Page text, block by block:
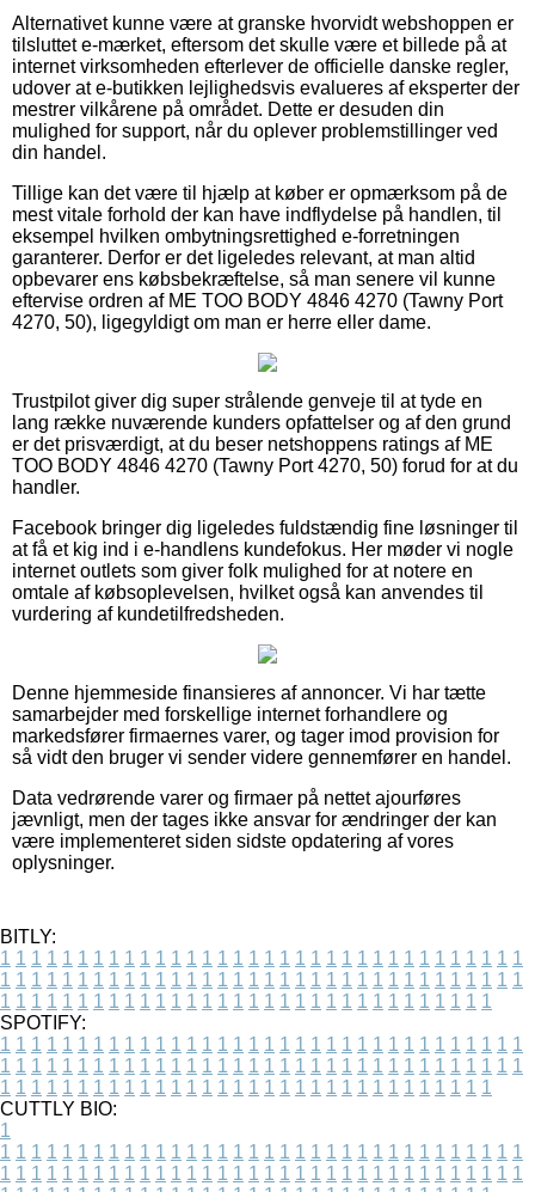
Alternativet kunne være at granske hvorvidt webshoppen er
tilsluttet e-mærket, eftersom det skulle være et billede på at
internet virksomheden efterlever de officielle danske regler,
udover at e-butikken lejlighedsvis evalueres af eksperter der
mestrer vilkårene på området. Dette er desuden din
mulighed for support, når du oplever problemstillinger ved
din handel.
Tillige kan det være til hjælp at køber er opmærksom på de
mest vitale forhold der kan have indflydelse på handlen, til
eksempel hvilken ombytningsrettighed e-forretningen
garanterer. Derfor er det ligeledes relevant, at man altid
opbevarer ens købsbekræftelse, så man senere vil kunne
eftervise ordren af ME TOO BODY 4846 4270 (Tawny Port
4270, 50), ligegyldigt om man er herre eller dame.
Trustpilot giver dig super strålende genveje til at tyde en
lang række nuværende kunders opfattelser og af den grund
er det prisværdigt, at du beser netshoppens ratings af ME
TOO BODY 4846 4270 (Tawny Port 4270, 50) forud for at du
handler.
Facebook bringer dig ligeledes fuldstændig fine løsninger til
at få et kig ind i e-handlens kundefokus. Her møder vi nogle
internet outlets som giver folk mulighed for at notere en
omtale af købsoplevelsen, hvilket også kan anvendes til
vurdering af kundetilfredsheden.
Denne hjemmeside finansieres af annoncer. Vi har tætte
samarbejder med forskellige internet forhandlere og
markedsfører firmaernes varer, og tager imod provision for
så vidt den bruger vi sender videre gennemfører en handel.
Data vedrørende varer og firmaer på nettet ajourføres
jævnligt, men der tages ikke ansvar for ændringer der kan
være implementeret siden sidste opdatering af vores
oplysninger.
BITLY:
1 1 1 1 1 1 1 1 1 1 1 1 1 1 1 1 1 1 1 1 1 1 1 1 1 1 1 1 1 1 1 1 1 1
1 1 1 1 1 1 1 1 1 1 1 1 1 1 1 1 1 1 1 1 1 1 1 1 1 1 1 1 1 1 1 1 1 1
1 1 1 1 1 1 1 1 1 1 1 1 1 1 1 1 1 1 1 1 1 1 1 1 1 1 1 1 1 1 1 1
SPOTIFY:
1 1 1 1 1 1 1 1 1 1 1 1 1 1 1 1 1 1 1 1 1 1 1 1 1 1 1 1 1 1 1 1 1 1
1 1 1 1 1 1 1 1 1 1 1 1 1 1 1 1 1 1 1 1 1 1 1 1 1 1 1 1 1 1 1 1 1 1
1 1 1 1 1 1 1 1 1 1 1 1 1 1 1 1 1 1 1 1 1 1 1 1 1 1 1 1 1 1 1 1
CUTTLY BIO:
1
1 1 1 1 1 1 1 1 1 1 1 1 1 1 1 1 1 1 1 1 1 1 1 1 1 1 1 1 1 1 1 1 1 1
1 1 1 1 1 1 1 1 1 1 1 1 1 1 1 1 1 1 1 1 1 1 1 1 1 1 1 1 1 1 1 1 1 1